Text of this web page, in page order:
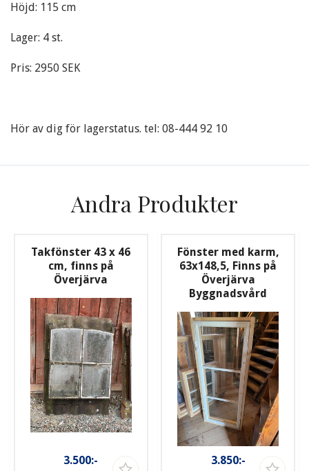
Höjd: 115 cm
Lager: 4 st.
Pris: 2950 SEK
Hör av dig för lagerstatus. tel: 08-444 92 10
Andra Produkter
Takfönster 43 x 46
cm, finns på
Överjärva
3.500:-
Fönster med karm,
63x148,5, Finns på
Överjärva
Byggnadsvård
3.850:-